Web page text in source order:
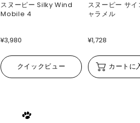
スヌーピー Silky Wind
Mobile 4
¥3,980
クイックビュー
スヌーピー サ
ャラメル
¥1,728
カートに